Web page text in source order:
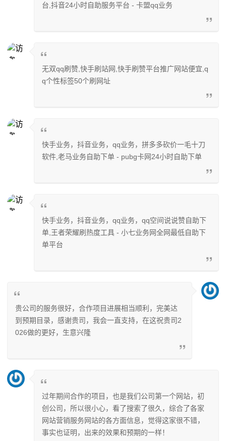
台,抖音24小时自助服务平台 - 卡盟qq业务
无双qq刷赞,快手刷站网,快手刷赞平台推广网站便宜,q
q个性标签50个刷网址
快手业务，抖音业务，qq业务，拼多多砍价一毛十刀
软件,老马业务自助下单 - pubg卡网24小时自助下单
快手业务，抖音业务，qq业务，qq空间说说赞自助下
单,王者荣耀刷热度工具 - 小七业务网全网最低自助下
单平台
贵公司的服务很好，合作项目进展相当顺利，完美达
到预期目录，感谢贵司，我会一直支持，在这祝贵司2
026做的更好，生意兴隆
过年期间合作的项目，也是我们公司第一个网站，初
创公司，所以很小心，看了搜索了很久，综合了各家
网站营销服务网站的各方面信息，觉得这家很不错，
事实也证明，出来的效果和预期的一样！